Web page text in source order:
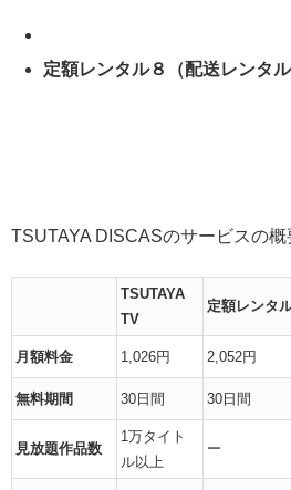
定額レンタル８（配送レンタ
TSUTAYA DISCASのサービスの概
TSUTAYA
TV
定額レンタ
月額料金 1,026円 2,052円
無料期間 30日間 30日間
見放題作品数
1万タイト
ル以上
ー